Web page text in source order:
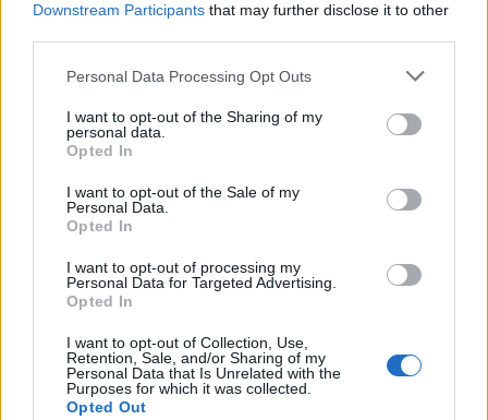
Downstream Participants that may further disclose it to other
Personal Data Processing Opt Outs
I want to opt-out of the Sharing of my
personal data.
Opted In
I want to opt-out of the Sale of my
Personal Data.
Opted In
I want to opt-out of processing my
Personal Data for Targeted Advertising.
Opted In
I want to opt-out of Collection, Use,
Retention, Sale, and/or Sharing of my
Personal Data that Is Unrelated with the
Purposes for which it was collected.
Opted Out
november 2024
október 2024
september 2024
august 2024
jún 2024
apríl 2024
marec 2024